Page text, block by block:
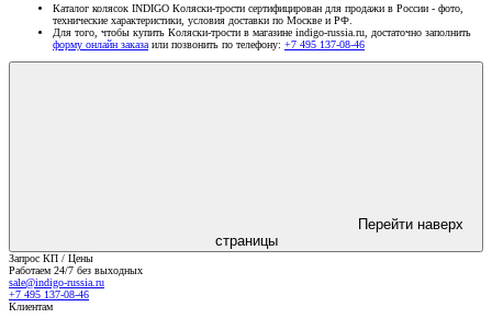
Каталог колясок INDIGO Коляски-трости сертифицирован для продажи в России - фото,
технические характеристики, условия доставки по Москве и РФ.
Для того, чтобы купить Коляски-трости в магазине indigo-russia.ru, достаточно заполнить
форму онлайн заказа или позвонить по телефону: +7 495 137-08-46
Перейти наверх
страницы
Запрос КП / Цены
Работаем 24/7 без выходных
sale@indigo-russia.ru
+7 495 137-08-46
Клиентам